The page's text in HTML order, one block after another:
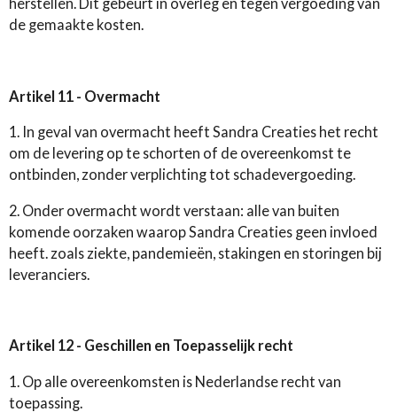
herstellen. Dit gebeurt in overleg en tegen vergoeding van
de gemaakte kosten.
Artikel 11 - Overmacht
1. In geval van overmacht heeft Sandra Creaties het recht
om de levering op te schorten of de overeenkomst te
ontbinden, zonder verplichting tot schadevergoeding.
2. Onder overmacht wordt verstaan: alle van buiten
komende oorzaken waarop Sandra Creaties geen invloed
heeft. zoals ziekte, pandemieën, stakingen en storingen bij
leveranciers.
Artikel 12 - Geschillen en Toepasselijk recht
1. Op alle overeenkomsten is Nederlandse recht van
toepassing.